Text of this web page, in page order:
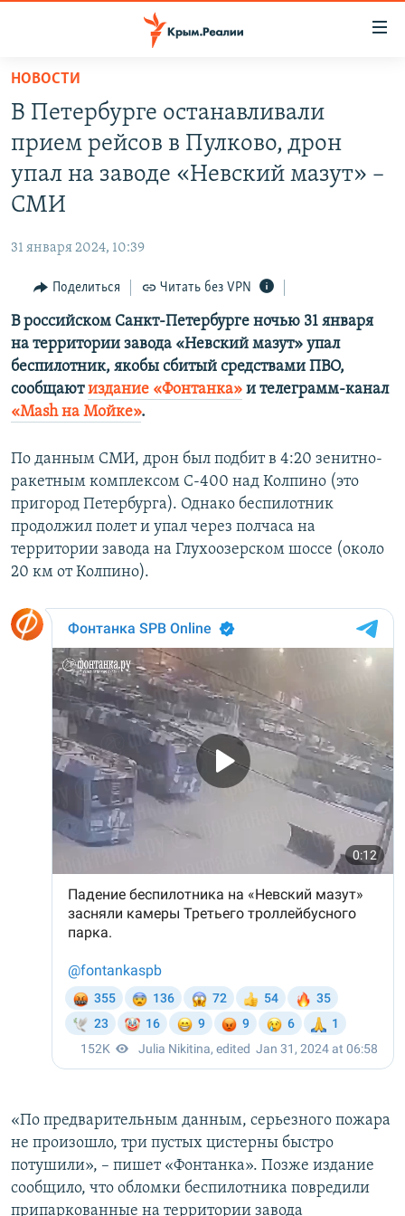
Вернуться
основному
содержанию
Вернутся
главной
Вернутся
поиску
СПЕЦПРОЕКТЫ
КАРТА ВОЕННЫХ ОБЪЕКТОВ КРЫМА
ВОДА
ИСТОРИЯ
ИНТЕРАКТИВ
ИНФОГРАФИКА
ТЕЛЕПРОЕКТ КРЫМ.РЕАЛИИ
СОВЕТЫ ПРАВОЗАЩИТНИКОВ
ПРОПАВШИЕ БЕЗ ВЕСТИ
ПОБЕДИТЕЛЕЙ НЕ СУДЯТ?
КРЫМ.НЕПОКОРЕННЫЙ
ELIFBE
УКРАИНСКАЯ ПРОБЛЕМА КРЫМА
РАДІО СВОБОДА
КАК ОБОЙТИ БЛОКИРОВКУ
Українською
Qırımtatar
ПРИСОЕДИНЯЙТЕСЬ!
Все сайты RFE/RL
НОВОСТИ
В Петербурге останавливали
прием рейсов в Пулково, дрон
упал на заводе «Невский мазут» –
СМИ
31 января 2024, 10:39
Поделиться Читать без VPN
В российском Санкт-Петербурге ночью 31 января
на территории завода «Невский мазут» упал
беспилотник, якобы сбитый средствами ПВО,
сообщаютиздание «Фонтанка» и телеграмм-канал
«Mash на Мойке».
По данным СМИ, дрон был подбит в 4:20 зенитно-
ракетным комплексом С-400 над Колпино (это
пригород Петербурга). Однако беспилотник
продолжил полет и упал через полчаса на
территории завода на Глухоозерском шоссе (около
20 км от Колпино).
«По предварительным данным, серьезного пожара
не произошло, три пустых цистерны быстро
потушили», – пишет «Фонтанка». Позже издание
сообщило, что обломки беспилотника повредили
припаркованные на территории завода